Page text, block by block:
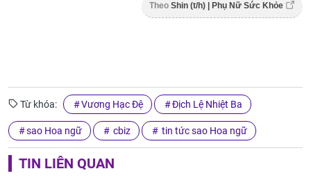
Theo Shin (t/h) | Phụ Nữ Sức Khỏe
Từ khóa: Vương Hạc Đệ Địch Lệ Nhiệt Ba
sao Hoa ngữ cbiz tin tức sao Hoa ngữ
TIN LIÊN QUAN